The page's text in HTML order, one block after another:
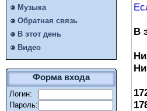
Музыка
Обратная связь
В этот день
Видео
Форма входа
Логин:
Пароль:
В